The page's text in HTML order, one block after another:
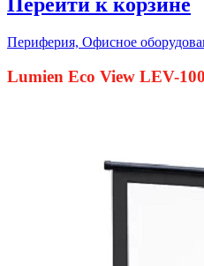
Периферия, Офисное
Lumien Eco View LEV-